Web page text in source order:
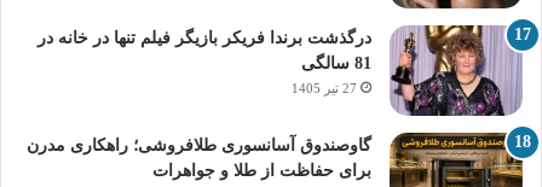
درگذشت برندا فریکر بازیگر فیلم تنها در خانه در
81 سالگی
27 تیر 1405
گاوصندوق آسانسوری طلافروشی؛ راهکاری مدرن
برای حفاظت از طلا و جواهرات